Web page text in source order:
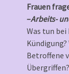
Frauen
–Arbeits-
Was tun
Betroffene